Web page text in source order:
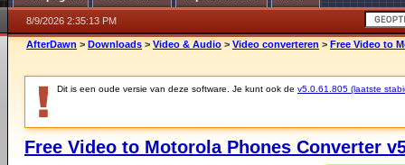
8/9/2026 2:35:13 PM
AfterDawn > Downloads > Video & Audio > Video converteren > Free Video to
Dit is een oude versie van deze software. Je kunt ook de v5.0.61.805 (laatste
Free Video to Motorola Phones Converter